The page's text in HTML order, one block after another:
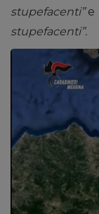
stupefacenti”e
stupefacenti”.